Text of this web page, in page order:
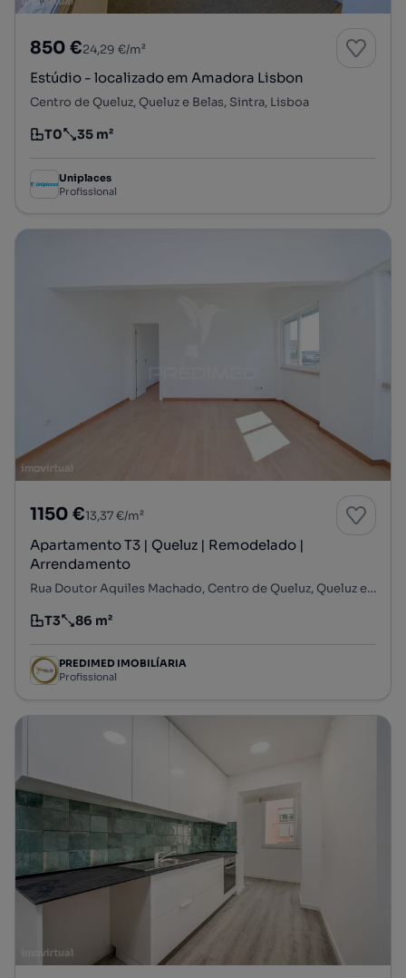
850 €24,29 €/m²
Estúdio - localizado em Amadora Lisbon
Centro de Queluz, Queluz e Belas, Sintra, Lisboa
Tipologia
T0
Preço por metro quadrado
35 m²
Uniplaces
Profissional
1150 €13,37 €/m²
Apartamento T3 | Queluz | Remodelado |
Arrendamento
Rua Doutor Aquiles Machado, Centro de Queluz, Queluz e Belas, Sintra, Lisboa
Tipologia
T3
Preço por metro quadrado
86 m²
PREDIMED IMOBILÍARIA
Profissional